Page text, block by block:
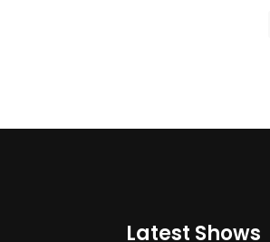
Latest Shows